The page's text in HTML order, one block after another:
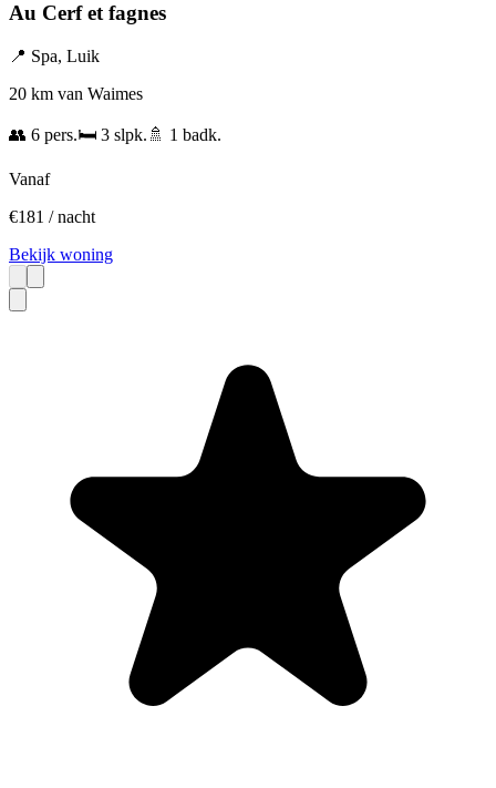
Au Cerf et fagnes
📍 Spa, Luik
20 km van Waimes
👥 6 pers.🛏️ 3 slpk. 🚿 1 badk.
Vanaf
€181 / nacht
Bekijk woning